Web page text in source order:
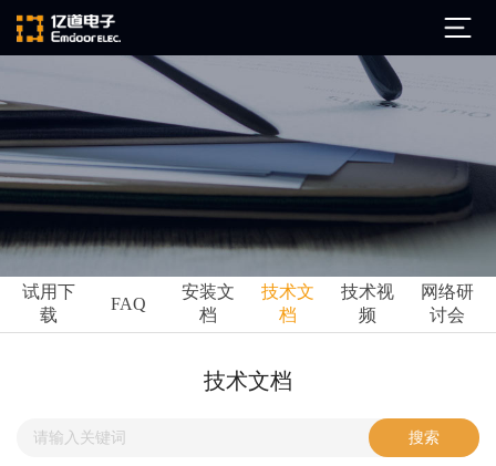
公司简介
发展历程
企业文化
ARM
Ansys
Perforce
亿道动态
市场活动
技术文档
试用下
载
FAQ
安装文
档
技术文
档
技术视
频
网络研
讨会
技术文档